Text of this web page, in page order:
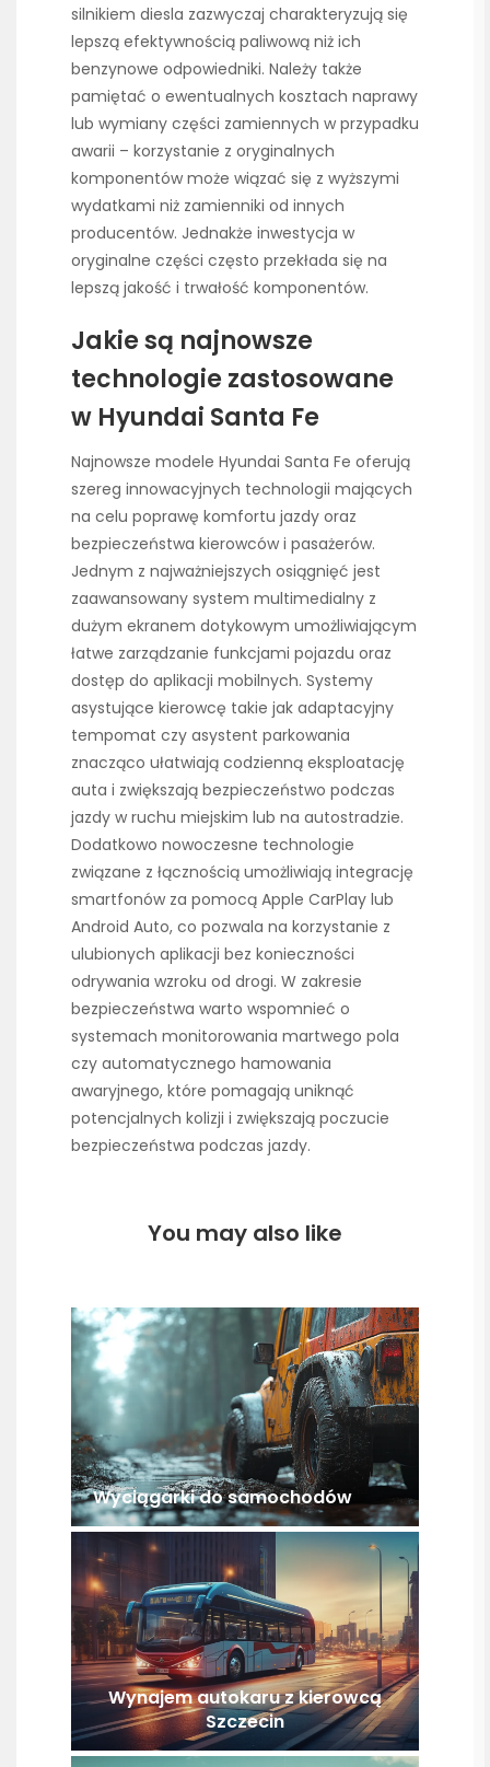
silnikiem diesla zazwyczaj charakteryzują się
lepszą efektywnością paliwową niż ich
benzynowe odpowiedniki. Należy także
pamiętać o ewentualnych kosztach naprawy
lub wymiany części zamiennych w przypadku
awarii – korzystanie z oryginalnych
komponentów może wiązać się z wyższymi
wydatkami niż zamienniki od innych
producentów. Jednakże inwestycja w
oryginalne części często przekłada się na
lepszą jakość i trwałość komponentów.
Jakie są najnowsze
technologie zastosowane
w Hyundai Santa Fe
Najnowsze modele Hyundai Santa Fe oferują
szereg innowacyjnych technologii mających
na celu poprawę komfortu jazdy oraz
bezpieczeństwa kierowców i pasażerów.
Jednym z najważniejszych osiągnięć jest
zaawansowany system multimedialny z
dużym ekranem dotykowym umożliwiającym
łatwe zarządzanie funkcjami pojazdu oraz
dostęp do aplikacji mobilnych. Systemy
asystujące kierowcę takie jak adaptacyjny
tempomat czy asystent parkowania
znacząco ułatwiają codzienną eksploatację
auta i zwiększają bezpieczeństwo podczas
jazdy w ruchu miejskim lub na autostradzie.
Dodatkowo nowoczesne technologie
związane z łącznością umożliwiają integrację
smartfonów za pomocą Apple CarPlay lub
Android Auto, co pozwala na korzystanie z
ulubionych aplikacji bez konieczności
odrywania wzroku od drogi. W zakresie
bezpieczeństwa warto wspomnieć o
systemach monitorowania martwego pola
czy automatycznego hamowania
awaryjnego, które pomagają uniknąć
potencjalnych kolizji i zwiększają poczucie
bezpieczeństwa podczas jazdy.
You may also like
Wyciągarki do samochodów
Wynajem autokaru z kierowcą
Szczecin